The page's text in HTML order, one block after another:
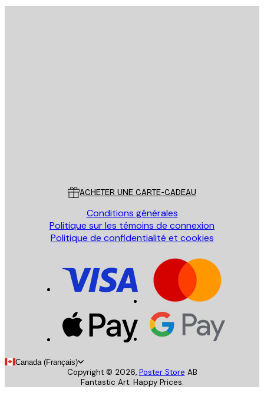
ACHETER UNE CARTE-CADEAU
Conditions générales
Politique sur les témoins de connexion
Politique de confidentialité et cookies
Canada (Français)
Copyright © 2026, Poster Store AB
Fantastic Art. Happy Prices.